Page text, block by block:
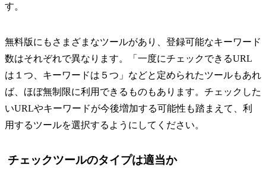
す。
無料版にもさまざまなツールがあり、登録可能なキーワード
数はそれぞれで異なります。「一度にチェックできるURL
は１つ、キーワードは５つ」などと定められたツールもあれ
ば、ほぼ無制限に利用できるものもあります。チェックした
いURLやキーワードが今後増加する可能性も踏まえて、利
用するツールを選択するようにしてください。
チェックツールのタイプは適当か